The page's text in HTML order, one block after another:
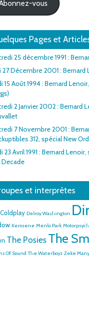
vous
Pages et
25 décembre 1991 :
27 Décembre 2001 :
15 Août 1994 : Bernard
2 Janvier 2002 : Bernard
7 Novembre 2001 :
312, spécial New
23 Avril 1991 : Bernard
Decade
et interprètes
Coldplay Delroy Washington
Kerosene Menlo Park
The Posies The
Of Sound The Waterboys Zeke